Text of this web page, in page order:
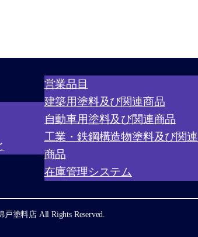
営業品目
建築用塗料及び関連商品
自動車用塗料及び関連商品
工業・鉄鋼構造物塗料及び関連
商品
在庫管理システム
塗料店 All Rights Reserved.